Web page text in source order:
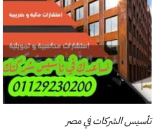
تأسيس الشركات في مصر